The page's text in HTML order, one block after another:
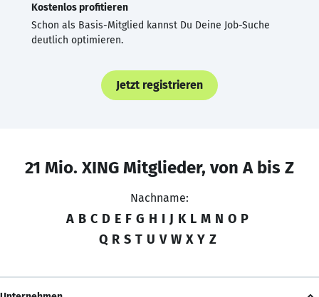
Kostenlos profitieren
Schon als Basis-Mitglied kannst Du Deine Job-Suche
deutlich optimieren.
Jetzt registrieren
21 Mio. XING Mitglieder, von A bis Z
Nachname:
A B C D E F G H I J K L M N O P
Q R S T U V W X Y Z